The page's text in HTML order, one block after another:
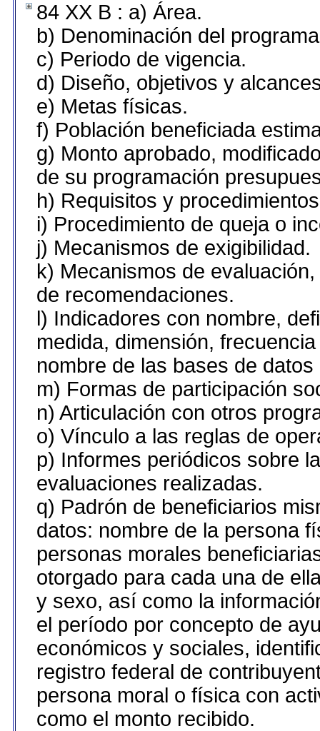
84 XX B : a) Área.
b) Denominación del
c) Periodo de vigencia.
d) Diseño, objetivos y
e) Metas físicas.
f) Población beneficiada
g) Monto aprobado,
de su programación
h) Requisitos y
i) Procedimiento de queja o
j) Mecanismos de exigibilidad.
k) Mecanismos de
de recomendaciones.
l) Indicadores con nombre,
medida, dimensión,
nombre de las bases de
m) Formas de participación
n) Articulación con otros
o) Vínculo a las reglas de
p) Informes periódicos sobre
evaluaciones realizadas.
q) Padrón de beneficiarios
datos: nombre de la persona
personas morales
otorgado para cada una de
y sexo, así como la
el período por concepto de
económicos y sociales,
registro federal de
persona moral o física con
como el monto recibido.